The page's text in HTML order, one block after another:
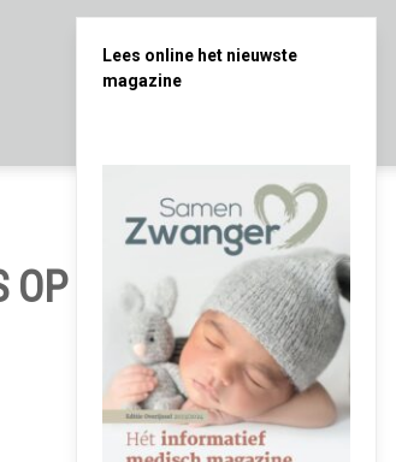
OP KIND
Lees online het nieuwste
magazine